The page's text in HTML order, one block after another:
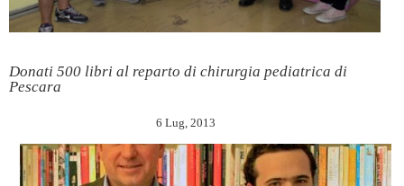
Donati 500 libri al reparto di chirurgia pediatrica di
Pescara
6 Lug, 2013